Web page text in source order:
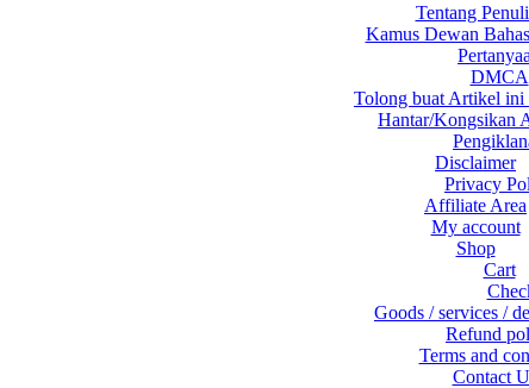
Tentang
Kamus Dewan
DMCA
Tolong buat Artikel ini
Hantar/Kongsikan
Disclaimer
Privacy
Affiliate Area
My account
Shop
Cart
Goods / services /
Refund
Terms and
Contact